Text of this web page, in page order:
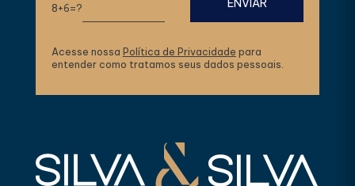
8+6=?
Acesse nossa Política de Privacidade para
entender como tratamos seus dados pessoais.